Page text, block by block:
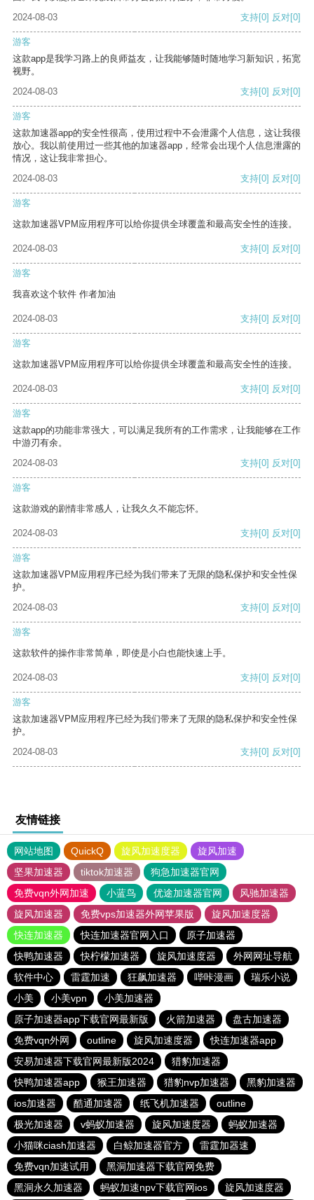
2024-08-03
支持[0] 反对[0]
游客
这款app是我学习路上的良师益友，让我能够随时随地学习新知识，拓宽
视野。
2024-08-03
支持[0] 反对[0]
游客
这款加速器app的安全性很高，使用过程中不会泄露个人信息，这让我很
放心。我以前使用过一些其他的加速器app，经常会出现个人信息泄露的
情况，这让我非常担心。
2024-08-03
支持[0] 反对[0]
游客
这款加速器VPM应用程序可以给你提供全球覆盖和最高安全性的连接。
2024-08-03 支持[0] 反对[0]
游客
我喜欢这个软件 作者加油
2024-08-03 支持[0] 反对[0]
游客
这款加速器VPM应用程序可以给你提供全球覆盖和最高安全性的连接。
2024-08-03 支持[0] 反对[0]
游客
这款app的功能非常强大，可以满足我所有的工作需求，让我能够在工作
中游刃有余。
2024-08-03
支持[0] 反对[0]
游客
这款游戏的剧情非常感人，让我久久不能忘怀。
2024-08-03 支持[0] 反对[0]
游客
这款加速器VPM应用程序已经为我们带来了无限的隐私保护和安全性保
护。
2024-08-03
支持[0] 反对[0]
游客
这款软件的操作非常简单，即使是小白也能快速上手。
2024-08-03 支持[0] 反对[0]
游客
这款加速器VPM应用程序已经为我们带来了无限的隐私保护和安全性保
护。
2024-08-03
支持[0] 反对[0]
友情链接
网站地图 QuickQ 旋风加速度器
旋风加速
坚果加速器
tiktok加速器
狗急加速器官网
免费vqn外网加速
小蓝鸟 优途加速器官网
风驰加速器
旋风加速器
免费vps加速器外网苹果版
旋风加速度器
快连加速器
快连加速器官网入口
原子加速器
快鸭加速器
快柠檬加速器 旋风加速度器
外网网址导航
软件中心
雷霆加速 狂飙加速器 哔咔漫画
瑞乐小说
小美
小美vpn
小美加速器
原子加速器app下载官网最新版
火箭加速器
盘古加速器
免费vqn外网
outline 旋风加速度器
快连加速器app
安易加速器下载官网最新版2024
猎豹加速器
快鸭加速器app
猴王加速器 猎豹nvp加速器
黑豹加速器
ios加速器
酷通加速器 纸飞机加速器
outline
极光加速器
v蚂蚁加速器 旋风加速度器
蚂蚁加速器
小猫咪ciash加速器
白鲸加速器官方
雷霆加器速
免费vqn加速试用
黑洞加速器下载官网免费
黑洞永久加速器
蚂蚁加速npv下载官网ios 旋风加速度器